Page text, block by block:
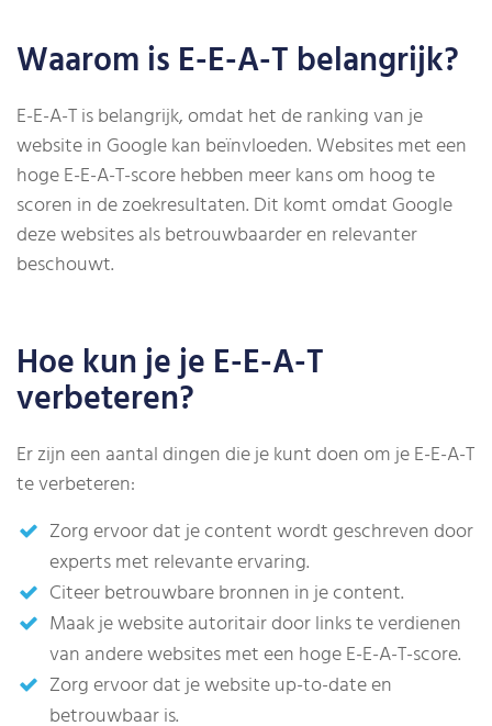
Waarom is E-E-A-T belangrijk?
E-E-A-T is belangrijk, omdat het de ranking van je
website in Google kan beïnvloeden. Websites met een
hoge E-E-A-T-score hebben meer kans om hoog te
scoren in de zoekresultaten. Dit komt omdat Google
deze websites als betrouwbaarder en relevanter
beschouwt.
Hoe kun je je E-E-A-T
verbeteren?
Er zijn een aantal dingen die je kunt doen om je E-E-A-T
te verbeteren:
Zorg ervoor dat je content wordt geschreven door
experts met relevante ervaring.
Citeer betrouwbare bronnen in je content.
Maak je website autoritair door links te verdienen
van andere websites met een hoge E-E-A-T-score.
Zorg ervoor dat je website up-to-date en
betrouwbaar is.